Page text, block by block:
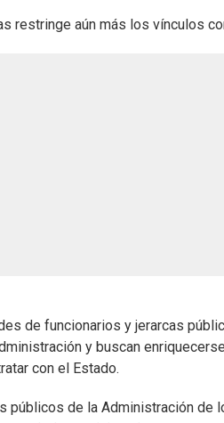
restringe aún más los vínculos
de funcionarios y jerarcas
y buscan
con el Estado.
públicos de la Administración de